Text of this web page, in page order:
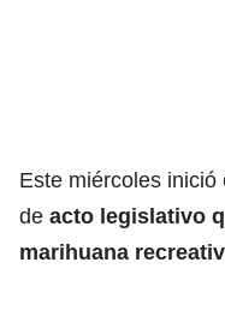
Este miércoles
de acto legislativo
marihuana